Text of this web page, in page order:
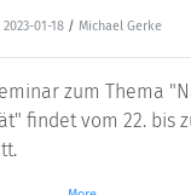
2023-01-18 / Michael Gerke
zum Thema
findet vom 22. bis